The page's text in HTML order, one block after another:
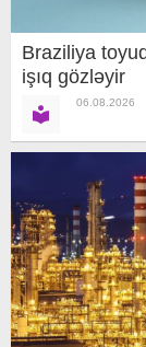
Braziliya
işıq gözləyir
06.08.2026